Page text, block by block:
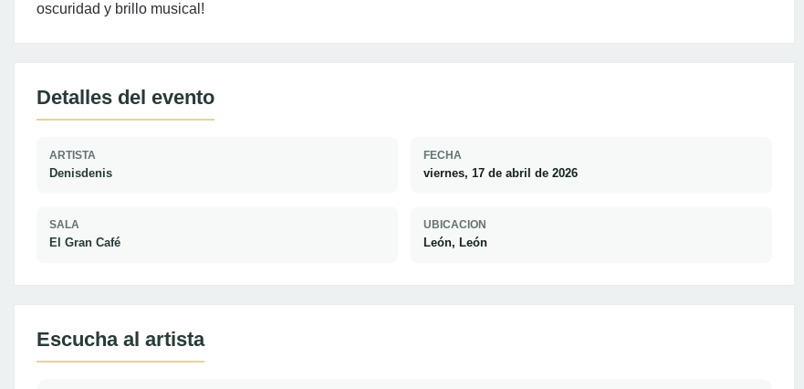
oscuridad y brillo musical!
Detalles del evento
ARTISTA
Denisdenis
FECHA
viernes, 17 de abril de 2026
SALA
El Gran Café
UBICACION
León, León
Escucha al artista